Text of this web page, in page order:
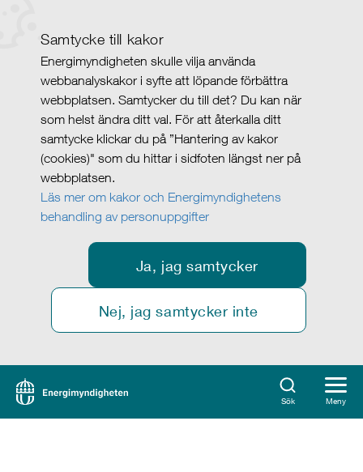
Samtycke till kakor
Energimyndigheten skulle vilja använda
webbanalyskakor i syfte att löpande förbättra
webbplatsen. Samtycker du till det? Du kan när
som helst ändra ditt val. För att återkalla ditt
samtycke klickar du på ”Hantering av kakor
(cookies)" som du hittar i sidfoten längst ner på
webbplatsen.
Läs mer om kakor och Energimyndighetens
behandling av personuppgifter
Ja, jag samtycker
Nej, jag samtycker inte
Sök Meny